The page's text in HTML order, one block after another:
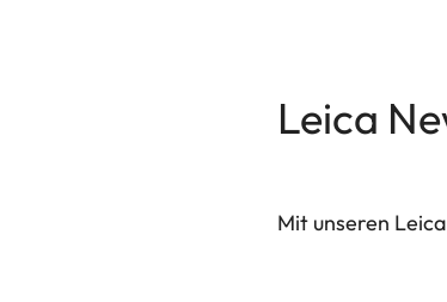
Leica
Mit unseren